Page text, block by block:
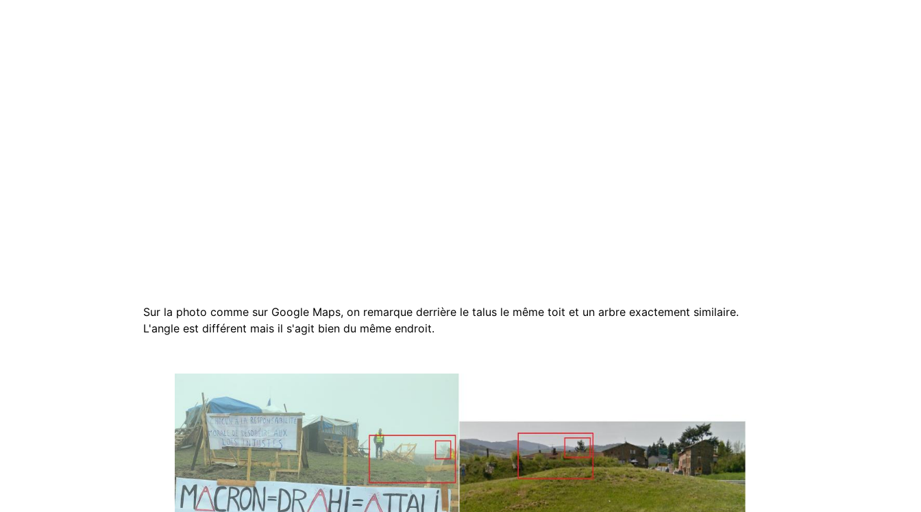
Sur la photo comme sur Google Maps, on remarque derrière le talus le même toit et un arbre exactement similaire.
L'angle est différent mais il s'agit bien du même endroit.